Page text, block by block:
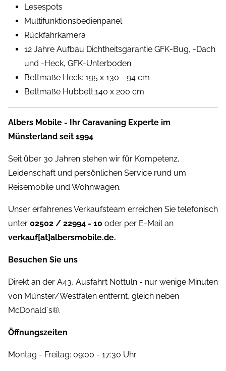
Lesespots
Multifunktionsbedienpanel
Rückfahrkamera
12 Jahre Aufbau Dichtheitsgarantie GFK-Bug, -Dach
und -Heck, GFK-Unterboden
Bettmaße Heck: 195 x 130 - 94 cm
Bettmaße Hubbett:140 x 200 cm
Albers Mobile - Ihr Caravaning Experte im
Münsterland seit 1994
Seit über 30 Jahren stehen wir für Kompetenz,
Leidenschaft und persönlichen Service rund um
Reisemobile und Wohnwagen.
Unser erfahrenes Verkaufsteam erreichen Sie telefonisch
unter 02502 / 22994 - 10 oder per E-Mail an
verkauf[at]albersmobile.de.
Besuchen Sie uns
Direkt an der A43, Ausfahrt Nottuln - nur wenige Minuten
von Münster/Westfalen entfernt, gleich neben
McDonald´s®.
Öffnungszeiten
Montag - Freitag: 09:00 - 17:30 Uhr